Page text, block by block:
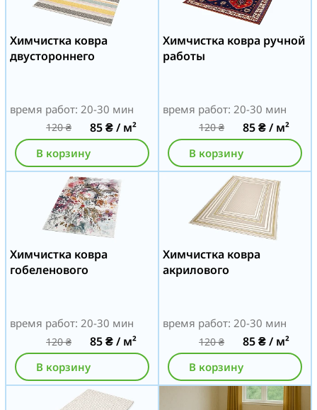
Химчистка ковра
двустороннего
время работ: 20-30 мин
120₴ 85₴/ м²
В корзину
Химчистка ковра ручной
работы
время работ: 20-30 мин
120₴ 85₴/ м²
В корзину
Химчистка ковра
гобеленового
время работ: 20-30 мин
120₴ 85₴/ м²
В корзину
Химчистка ковра
акрилового
время работ: 20-30 мин
120₴ 85₴/ м²
В корзину